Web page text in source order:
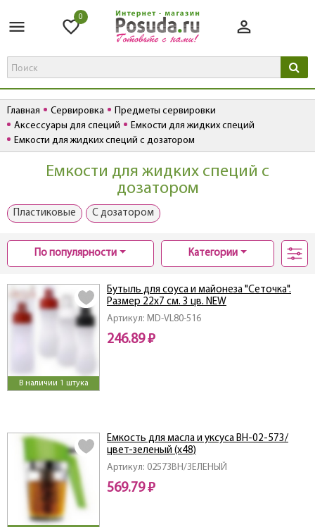
0
Главная Сервировка
Предметы сервировки
Аксессуары для специй
Емкости для жидких специй
Емкости для жидких специй с дозатором
Емкости для жидких специй с
дозатором
Пластиковые С дозатором
По популярности Категории
В наличии 1 штука
Артикул: MD-VL80-516
Бутыль для соуса и майонеза "Сеточка".
Размер 22х7 см. 3 цв. NEW
246.89 ₽
Артикул: 02573ВН/ЗЕЛЕНЫЙ
Емкость для масла и уксуса ВН-02-573/
цвет-зеленый (х48)
569.79 ₽